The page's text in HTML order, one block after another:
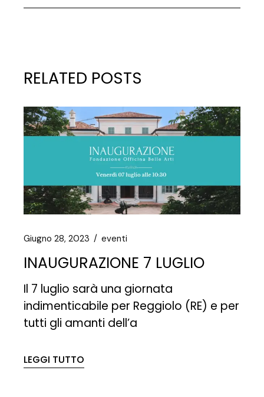
RELATED POSTS
Giugno 28, 2023 eventi
INAUGURAZIONE 7 LUGLIO
Il 7 luglio sarà una giornata
indimenticabile per Reggiolo (RE) e per
tutti gli amanti dell’a
LEGGI TUTTO